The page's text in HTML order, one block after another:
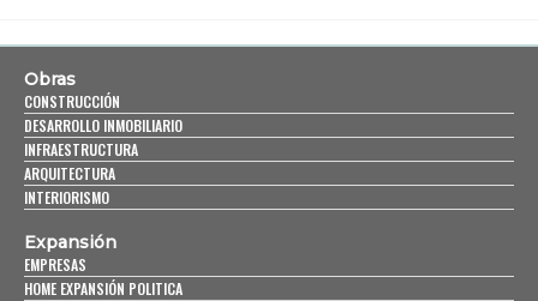
Obras
CONSTRUCCIÓN
DESARROLLO INMOBILIARIO
INFRAESTRUCTURA
ARQUITECTURA
INTERIORISMO
Expansión
EMPRESAS
HOME EXPANSIÓN POLITICA